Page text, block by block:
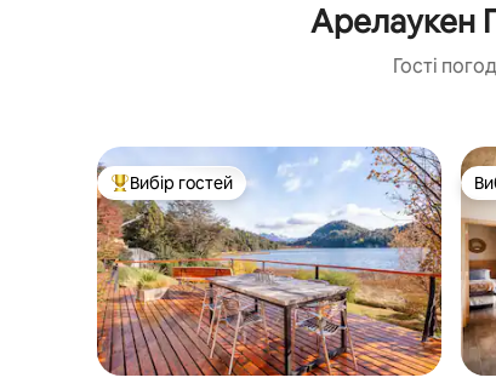
Арелаукен
Гості
Топ вибір гостей
Вибір гостей